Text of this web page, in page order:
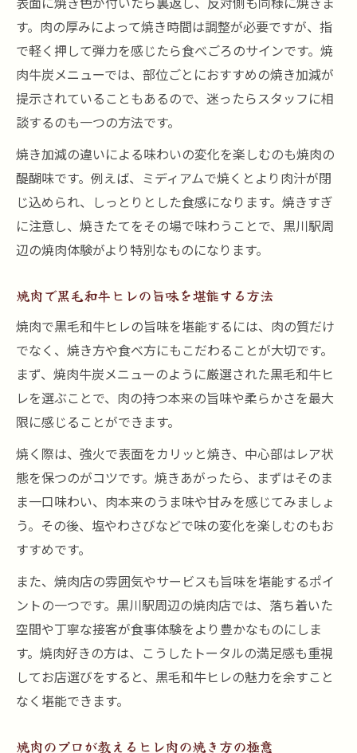
す。肉の厚みによって焼き時間は調整が必要ですが、指
で軽く押して弾力を感じたら食べごろのサインです。焼
肉牛炭メニューでは、部位ごとにおすすめの焼き加減が
提示されていることもあるので、迷ったらスタッフに相
談するのも一つの方法です。
焼き加減の違いによる味わいの変化を楽しむのも焼肉の
醍醐味です。例えば、ミディアムで焼くとより肉汁が閉
じ込められ、しっとりとした食感になります。焼きすぎ
に注意し、焼きたてをその場で味わうことで、黒川駅周
辺の焼肉体験がより特別なものになります。
焼肉で黒毛和牛ヒレの旨味を堪能する方法
焼肉で黒毛和牛ヒレの旨味を堪能するには、肉の質だけ
でなく、焼き方や食べ方にもこだわることが大切です。
まず、焼肉牛炭メニューのように厳選された黒毛和牛ヒ
レを選ぶことで、肉の持つ本来の旨味や柔らかさを最大
限に感じることができます。
焼く際は、強火で表面をカリッと焼き、中心部はレア状
態を保つのがコツです。焼きあがったら、まずはそのま
ま一口味わい、肉本来のうま味や甘みを感じてみましょ
う。その後、塩やわさびなどで味の変化を楽しむのもお
すすめです。
また、焼肉店の雰囲気やサービスも旨味を堪能するポイ
ントの一つです。黒川駅周辺の焼肉店では、落ち着いた
空間や丁寧な接客が食事体験をより豊かなものにしま
す。焼肉好きの方は、こうしたトータルの満足感も重視
してお店選びをすると、黒毛和牛ヒレの魅力を余すこと
なく堪能できます。
焼肉のプロが教えるヒレ肉の焼き方の極意